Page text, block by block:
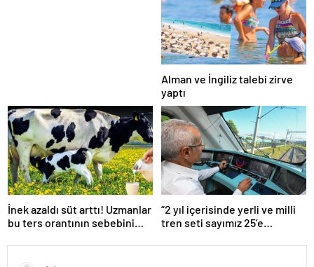
Alman ve İngiliz talebi zirve
yaptı
İnek azaldı süt arttı! Uzmanlar
bu ters orantının sebebini
“2 yıl içerisinde yerli ve milli
tren seti sayımız 25’e